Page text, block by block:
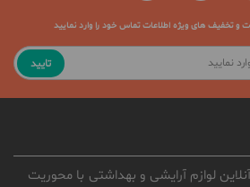
و تخفیف های ویژه اطلاعات تماس خود را وارد نمایید
تایید
لوازم آرایشی و بهداشتی با محوریت